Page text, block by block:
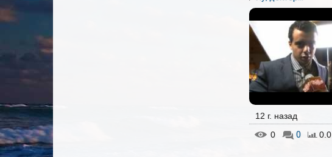
12 г. назад
0
0 0.0